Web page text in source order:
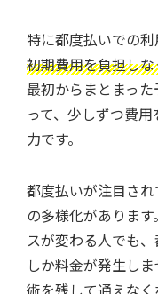
特に都度払いでの利
初期費用を負担し
最初からまとまっ
って、少しずつ費
力です。
都度払いが注目さ
の多様化がありま
スが変わる人でも
しか料金が発生し